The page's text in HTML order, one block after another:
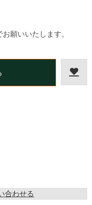
合わせる
願いいたします。